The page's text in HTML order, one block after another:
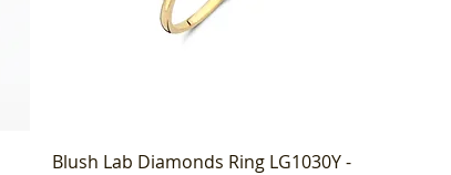
Blush Lab Diamonds Ring LG1030Y -